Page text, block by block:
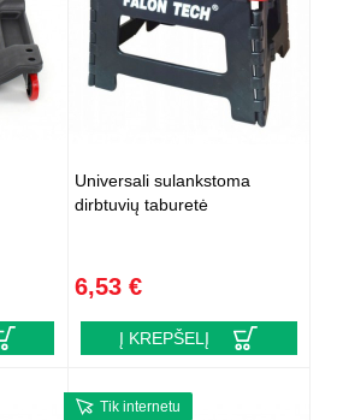
Universali sulankstoma
dirbtuvių taburetė
6,53 €
Į KREPŠELĮ
Tik internetu